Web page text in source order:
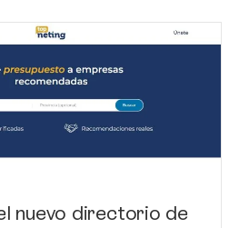
nuevo directorio de